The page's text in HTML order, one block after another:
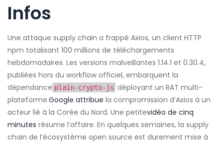
Infos
Une attaque supply chain a frappé Axios, un client HTTP
npm totalisant 100 millions de téléchargements
hebdomadaires. Les versions malveillantes 1.14.1 et 0.30.4,
publiées hors du workflow officiel, embarquent la
dépendance plain-crypto-js déployant un RAT multi-
plateforme.Google attribue la compromission d’Axios à un
acteur lié à la Corée du Nord. Une petitevidéo de cinq
minutes résume l’affaire. En quelques semaines, la supply
chain de l’écosystème open source est durement mise à